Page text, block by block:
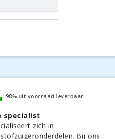
98% uit voorraad leverbaar
specialist
zich in
Bij ons